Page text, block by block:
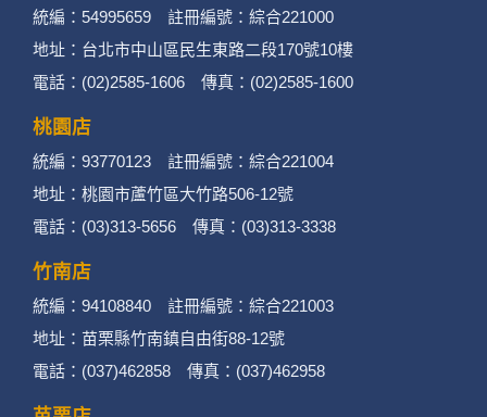
隱私權保護政策。
二、個資蒐集處理利用
2. 蒐集目的：提供本公司相關服務、行銷、客戶
管理、會員管理及其他與第三人合作之行銷推廣
活動。
3. 個人資料類別：
辨識個人者(包含但不限於中英文姓名、地
統編：54995659 註冊編號：綜合221000
地址：台北市中山區民生東路二段170號10樓
電話：(02)2585-1606 傳真：(02)2585-1600
桃園店
統編：93770123 註冊編號：綜合221004
地址：桃園市蘆竹區大竹路506-12號
電話：(03)313-5656 傳真：(03)313-3338
竹南店
統編：94108840 註冊編號：綜合221003
地址：苗栗縣竹南鎮自由街88-12號
電話：(037)462858 傳真：(037)462958